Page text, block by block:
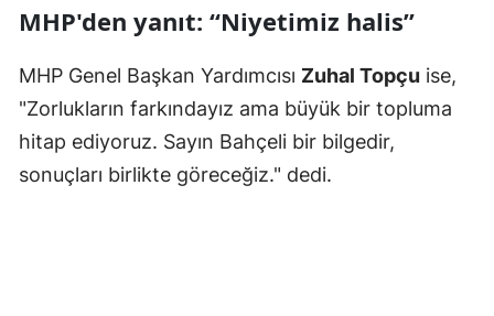
Nevşehir
Niğde
Ordu
MHP'den yanıt: “Niyetimiz halis”
MHP Genel Başkan Yardımcısı Zuhal Topçu ise,
"Zorlukların farkındayız ama büyük bir topluma
hitap ediyoruz. Sayın Bahçeli bir bilgedir,
sonuçları birlikte göreceğiz." dedi.